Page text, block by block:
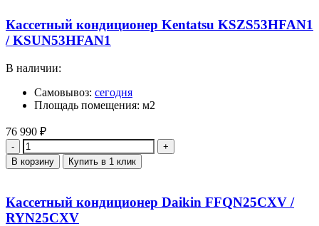
Кассетный кондиционер Kentatsu KSZS53HFAN1
/ KSUN53HFAN1
В наличии:
Самовывоз: сегодня
Площадь помещения: м2
76 990 ₽
Количество
В корзину Купить в 1 клик
Кассетный кондиционер Daikin FFQN25CXV /
RYN25CXV